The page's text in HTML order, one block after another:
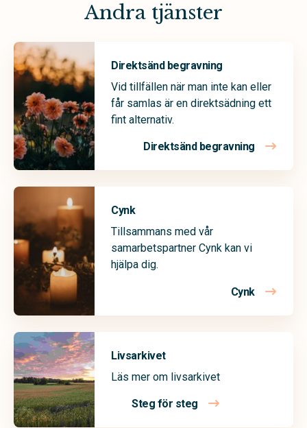
Andra tjänster
Direktsänd begravning
Vid tillfällen när man inte kan eller
får samlas är en direktsädning ett
fint alternativ.
Direktsänd begravning
Cynk
Tillsammans med vår
samarbetspartner Cynk kan vi
hjälpa dig.
Cynk
Livsarkivet
Läs mer om livsarkivet
Steg för steg